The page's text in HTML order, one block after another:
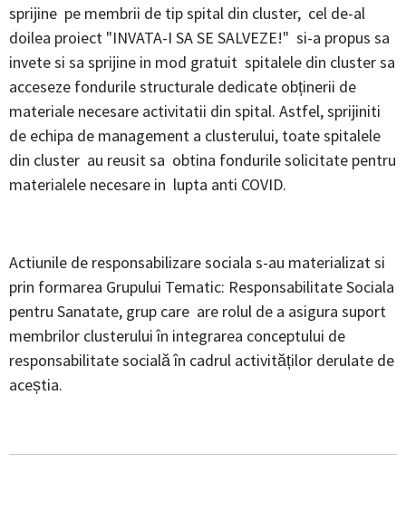
sprijine pe membrii de tip spital din cluster, cel de-al
doilea proiect "INVATA-I SA SE SALVEZE!" si-a propus sa
invete si sa sprijine in mod gratuit spitalele din cluster sa
acceseze fondurile structurale dedicate obținerii de
materiale necesare activitatii din spital. Astfel, sprijiniti
de echipa de management a clusterului, toate spitalele
din cluster au reusit sa obtina fondurile solicitate pentru
materialele necesare in lupta anti COVID.
Actiunile de responsabilizare sociala s-au materializat si
prin formarea Grupului Tematic: Responsabilitate Sociala
pentru Sanatate, grup care are rolul de a asigura suport
membrilor clusterului în integrarea conceptului de
responsabilitate socială în cadrul activităților derulate de
aceștia.